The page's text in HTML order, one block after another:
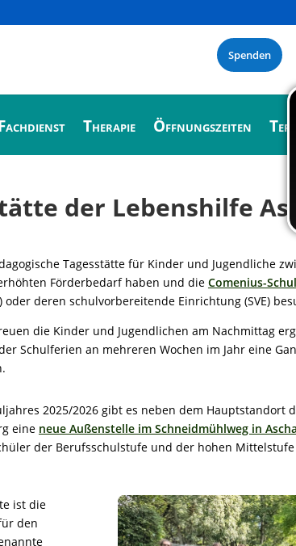
Spenden
Therapie Öffnungszeiten
der Lebenshilfe
Tagesstätte für Kinder und Jugendliche
Förderbedarf haben und die Comenius-
oder deren schulvorbereitende Einrichtung (SVE)
die Kinder und Jugendlichen am Nachmittag
Schulferien an mehreren Wochen im Jahr eine
2025/2026 gibt es neben dem Hauptstandort
eine neue Außenstelle im Schneidmühlweg in
der Berufsschulstufe und der hohen
ist die
den